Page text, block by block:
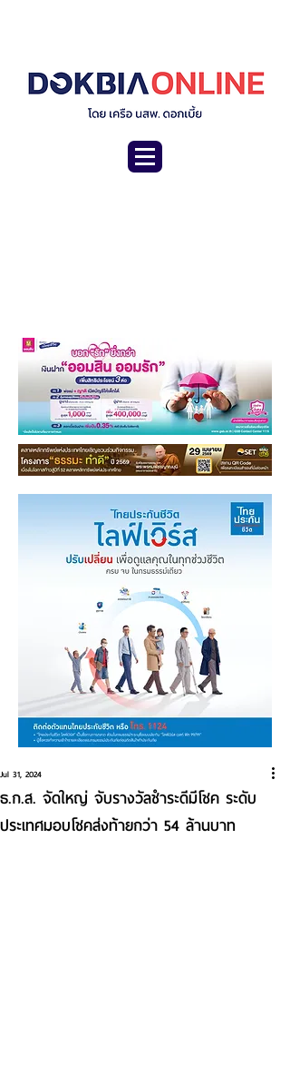
ธ.ก.ส. จัดใหญ่ จับรางวัลชำระดีมีโชค ระดับ
ประเทศมอบโชคส่งท้ายกว่า 54 ล้านบาท
Jul 31, 2024